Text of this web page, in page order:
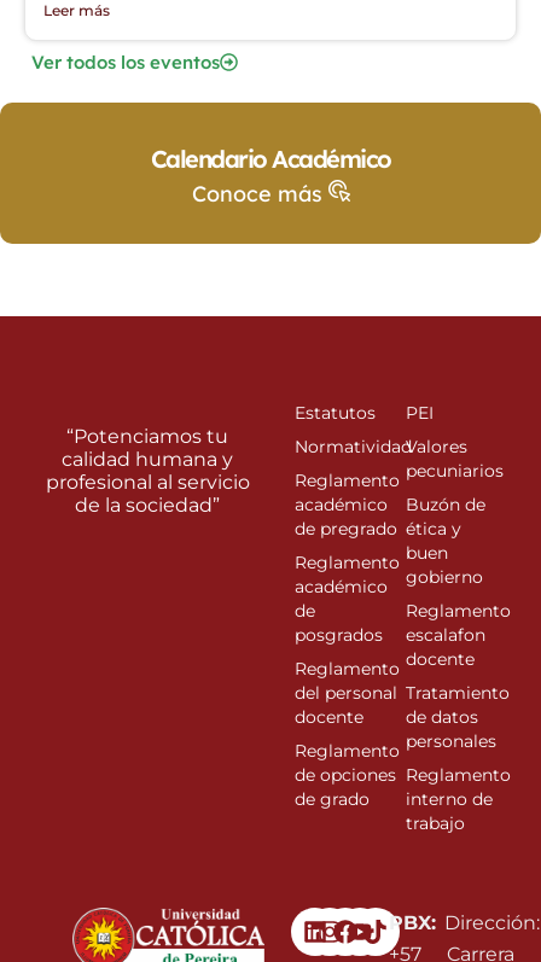
Leer más
Ver todos los eventos
Calendario Académico
Conoce más
Linkedin
Instagram
Facebook
Youtube
PBX:
+57
Dirección:
Carrera
“Potenciamos tu
calidad humana y
profesional al servicio
de la sociedad”
Estatutos
Normatividad
Reglamento
académico
de pregrado
Reglamento
académico
de
posgrados
Reglamento
del personal
docente
Reglamento
de opciones
de grado
PEI
Valores
pecuniarios
Buzón de
ética y
buen
gobierno
Reglamento
escalafon
docente
Tratamiento
de datos
personales
Reglamento
interno de
trabajo